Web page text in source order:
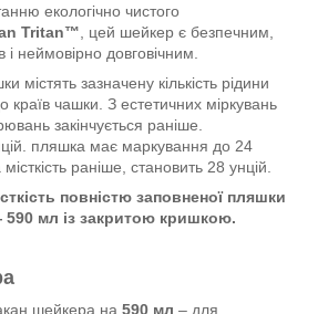
екологічно чистого
Tritan™ , цей шейкер є безпечним,
і неймовірно довговічним.
містять зазначену кількість рідини
країв чашки. З естетичних міркувань
закінчується раніше.
пляшка має маркування до 24
раніше, становить 28 унцій.
повністю заповненої пляшки
мл із закритою кришкою.
шейкера на 590 мл – для